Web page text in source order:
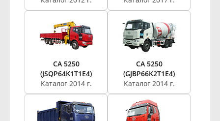
CA 5250
(JSQP64K1T1E4)
Каталог 2014 г.
CA 5250
(GJBP66K2T1E4)
Каталог 2014 г.